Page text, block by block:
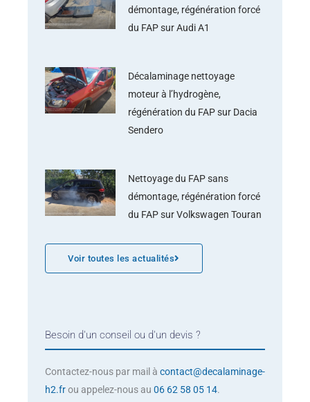
démontage, régénération forcé
du FAP sur Audi A1
Décalaminage nettoyage
moteur à l’hydrogène,
régénération du FAP sur Dacia
Sendero
Nettoyage du FAP sans
démontage, régénération forcé
du FAP sur Volkswagen Touran
Voir toutes les actualités
Besoin d'un conseil ou d'un devis ?
Contactez-nous par mail à contact@decalaminage-
h2.frou appelez-nous au 06 62 58 05 14.